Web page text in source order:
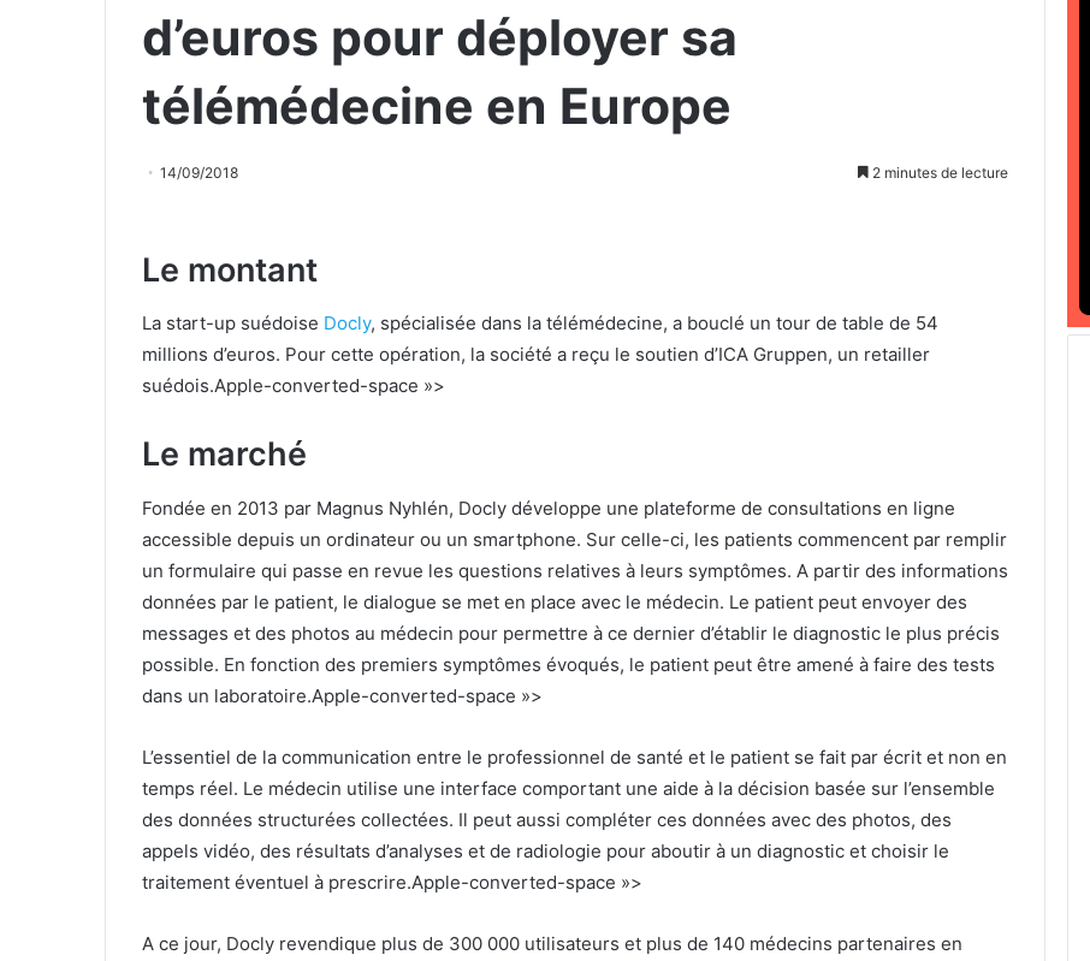
d’euros pour déployer sa
télémédecine en Europe
14/09/2018 2 minutes de lecture
Le montant
La start-up suédoise Docly, spécialisée dans la télémédecine, a bouclé un tour de table de 54
millions d’euros. Pour cette opération, la société a reçu le soutien d’ICA Gruppen, un retailler
suédois.Apple-converted-space »>
Le marché
Fondée en 2013 par Magnus Nyhlén, Docly développe une plateforme de consultations en ligne
accessible depuis un ordinateur ou un smartphone. Sur celle-ci, les patients commencent par remplir
un formulaire qui passe en revue les questions relatives à leurs symptômes. A partir des informations
données par le patient, le dialogue se met en place avec le médecin. Le patient peut envoyer des
messages et des photos au médecin pour permettre à ce dernier d’établir le diagnostic le plus précis
possible. En fonction des premiers symptômes évoqués, le patient peut être amené à faire des tests
dans un laboratoire.Apple-converted-space »>
L’essentiel de la communication entre le professionnel de santé et le patient se fait par écrit et non en
temps réel. Le médecin utilise une interface comportant une aide à la décision basée sur l’ensemble
des données structurées collectées. Il peut aussi compléter ces données avec des photos, des
appels vidéo, des résultats d’analyses et de radiologie pour aboutir à un diagnostic et choisir le
traitement éventuel à prescrire.Apple-converted-space »>
A ce jour, Docly revendique plus de 300 000 utilisateurs et plus de 140 médecins partenaires en